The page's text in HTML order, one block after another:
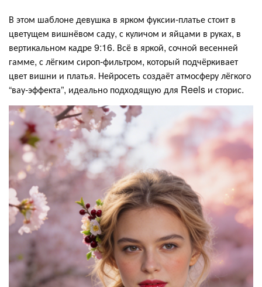
В этом шаблоне девушка в ярком фуксии‑платье стоит в
цветущем вишнёвом саду, с куличом и яйцами в руках, в
вертикальном кадре 9:16. Всё в яркой, сочной весенней
гамме, с лёгким сироп‑фильтром, который подчёркивает
цвет вишни и платья. Нейросеть создаёт атмосферу лёгкого
“вау‑эффекта”, идеально подходящую для Reels и сторис.